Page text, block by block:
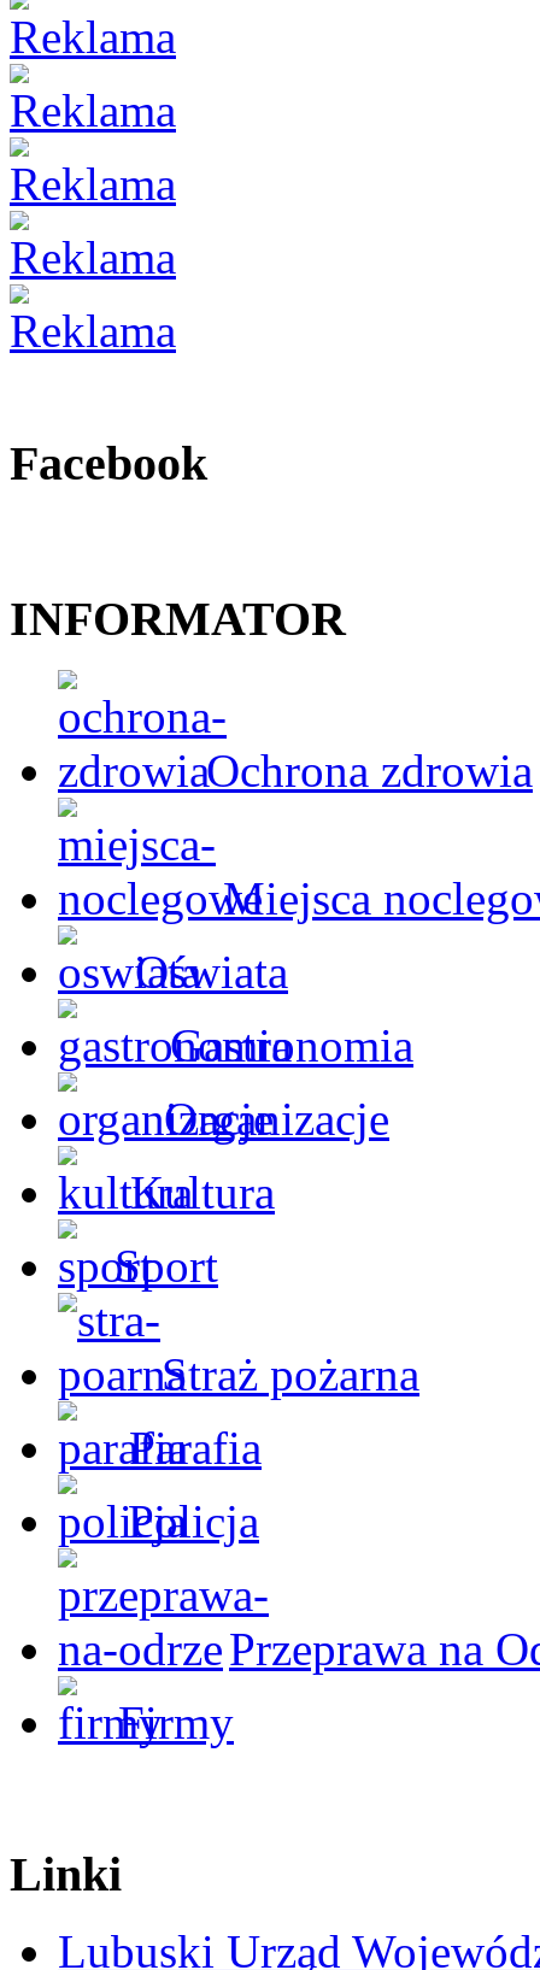
Facebook
INFORMATOR
Ochrona zdrowia
Miejsca
Oświata
Gastronomia
Organizacje
Kultura
Sport
Straż pożarna
Parafia
Policja
Przeprawa na
Firmy
Linki
Lubuski Urząd